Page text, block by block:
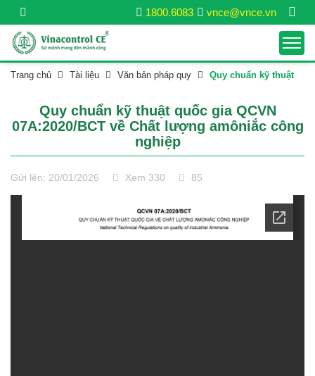
vnce@vnce.vn
1800.6083
Trang chủ Tài liệu Văn bản pháp quy Quy chuẩn kỹ thuật
Quy chuẩn kỹ thuật quốc gia QCVN
07A:2020/BCT về Chất lượng amôniắc công
nghiệp
Gửi lên: 20/01/2026 Xem 330 85